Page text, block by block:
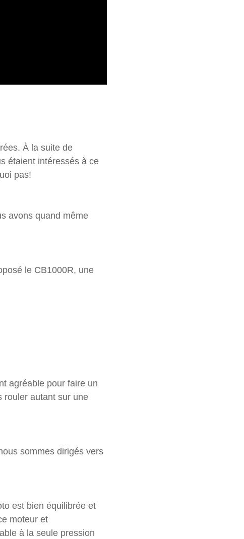
À la suite de
étaient intéressés à ce
pas!
avons quand même
le CB1000R, une
agréable pour faire un
rouler autant sur une
sommes dirigés vers
est bien équilibrée et
moteur et
à la seule pression